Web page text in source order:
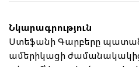
Նկարագրություն
Ստեֆանի Գարբերը
ամերիկացի ժամանակակից